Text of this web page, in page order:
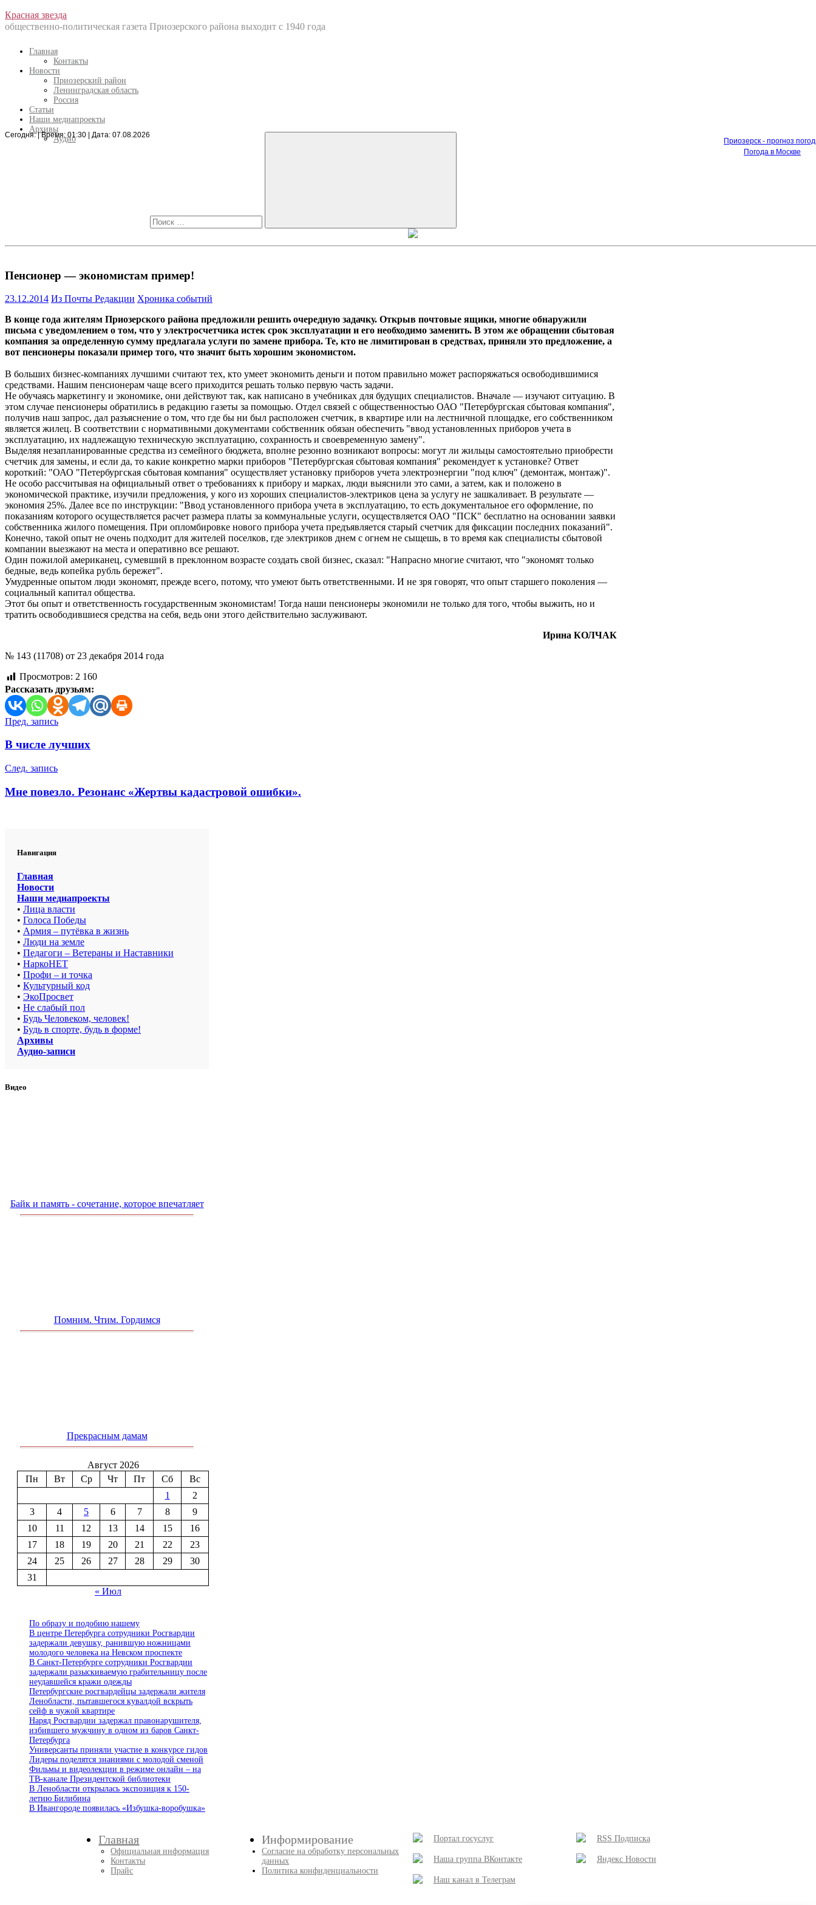
Перейти
к
Красная звезда
общественно-политическая газета Приозерского района выходит с 1940 года
Главная
Контакты
Новости
Приозерский район
Ленинградская область
Россия
Статьи
Наши медиапроекты
Архивы
Аудио
Сегодня: | Время: 01:30 | Дата: 07.08.2026
Приозерск - прогноз
Погода в Москве
Искать
Пенсионер — экономистам пример!
23.12.2014 Из Почты Редакции Хроника событий
В конце года жителям Приозерского района предложили решить очередную задачку. Открыв почтовые ящики, многие обнаружили
письма с уведомлением о том, что у электросчетчика истек срок эксплуатации и его необходимо заменить. В этом же обращении сбытовая
компания за определенную сумму предлагала услуги по замене прибора. Те, кто не лимитирован в средствах, приняли это предложение, а
вот пенсионеры показали пример того, что значит быть хорошим экономистом.
В больших бизнес-компаниях лучшими считают тех, кто умеет экономить деньги и потом правильно может распоряжаться освободившимися
средствами. Нашим пенсионерам чаще всего приходится решать только первую часть задачи.
Не обучаясь маркетингу и экономике, они действуют так, как написано в учебниках для будущих специалистов. Вначале — изучают ситуацию. В
этом случае пенсионеры обратились в редакцию газеты за помощью. Отдел связей с общественностью ОАО "Петербургская сбытовая компания",
получив наш запрос, дал разъяснение о том, что где бы ни был расположен счетчик, в квартире или на лестничной площадке, его собственником
является жилец. В соответствии с нормативными документами собственник обязан обеспечить "ввод установленных приборов учета в
эксплуатацию, их надлежащую техническую эксплуатацию, сохранность и своевременную замену".
Выделяя незапланированные средства из семейного бюджета, вполне резонно возникают вопросы: могут ли жильцы самостоятельно приобрести
счетчик для замены, и если да, то какие конкретно марки приборов "Петербургская сбытовая компания" рекомендует к установке? Ответ
короткий: "ОАО "Петербургская сбытовая компания" осуществляет установку приборов учета электроэнергии "под ключ" (демонтаж, монтаж)".
Не особо рассчитывая на официальный ответ о требованиях к прибору и марках, люди выяснили это сами, а затем, как и положено в
экономической практике, изучили предложения, у кого из хороших специалистов-электриков цена за услугу не зашкаливает. В результате —
экономия 25%. Далее все по инструкции: "Ввод установленного прибора учета в эксплуатацию, то есть документальное его оформление, по
показаниям которого осуществляется расчет размера платы за коммунальные услуги, осуществляется ОАО "ПСК" бесплатно на основании заявки
собственника жилого помещения. При опломбировке нового прибора учета предъявляется старый счетчик для фиксации последних показаний".
Конечно, такой опыт не очень подходит для жителей поселков, где электриков днем с огнем не сыщешь, в то время как специалисты сбытовой
компании выезжают на места и оперативно все решают.
Один пожилой американец, сумевший в преклонном возрасте создать свой бизнес, сказал: "Напрасно многие считают, что "экономят только
бедные, ведь копейка рубль бережет".
Умудренные опытом люди экономят, прежде всего, потому, что умеют быть ответственными. И не зря говорят, что опыт старшего поколения —
социальный капитал общества.
Этот бы опыт и ответственность государственным экономистам! Тогда наши пенсионеры экономили не только для того, чтобы выжить, но и
тратить освободившиеся средства на себя, ведь они этого действительно заслуживают.
Ирина КОЛЧАК
№ 143 (11708) от 23 декабря 2014 года
Просмотров: 2 160
Рассказать друзьям:
Навигация
по
записям
Пред. запись
В числе лучших
След. запись
Мне повезло. Резонанс «Жертвы кадастровой ошибки».
Навигация
Главная
Новости
Наши медиапроекты
• Лица власти
• Голоса Победы
• Армия – путёвка в жизнь
• Люди на земле
• Педагоги – Ветераны и Наставники
• НаркоНЕТ
• Профи – и точка
• Культурный код
• ЭкоПросвет
• Не слабый пол
• Будь Человеком, человек!
• Будь в спорте, будь в форме!
Архивы
Аудио-записи
Видео
Байк и память - сочетание, которое впечатляет
Помним. Чтим. Гордимся
Прекрасным дамам
Август 2026
Пн
Вт Ср Чт Пт Сб
Вс
1
2
3
4 5 6 7 8
9
10
11 12 13 14 15
16
17
18 19 20 21 22
23
24
25 26 27 28 29
30
31
« Июл
По образу и подобию нашему
В центре Петербурга сотрудники Росгвардии
задержали девушку, ранившую ножницами
молодого человека на Невском проспекте
В Санкт-Петербурге сотрудники Росгвардии
задержали разыскиваемую грабительницу после
неудавшейся кражи одежды
Петербургские росгвардейцы задержали жителя
Ленобласти, пытавшегося кувалдой вскрыть
сейф в чужой квартире
Наряд Росгвардии задержал правонарушителя,
избившего мужчину в одном из баров Санкт-
Петербурга
Универсанты приняли участие в конкурсе гидов
Лидеры поделятся знаниями с молодой сменой
Фильмы и видеолекции в режиме онлайн – на
ТВ-канале Президентской библиотеки
В Ленобласти открылась экспозиция к 150-
летию Билибина
В Ивангороде появилась «Избушка-воробушка»
Главная
Официальная информация
Контакты
Прайс
Информирование
Согласие на обработку персональных
данных
Политика конфиденциальности
Портал госуслуг
Наша группа ВКонтакте
Наш канал в Телеграм
RSS Подписка
Яндекс Новости